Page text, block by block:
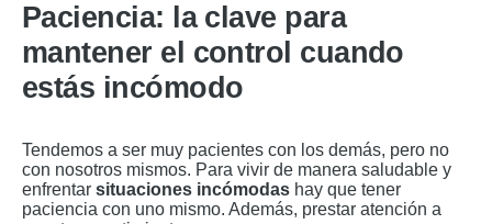
Paciencia: la clave para
mantener el control cuando
estás incómodo
Tendemos a ser muy pacientes con los demás, pero no
con nosotros mismos. Para vivir de manera saludable y
enfrentar situaciones incómodas hay que tener
paciencia con uno mismo. Además, prestar atención a